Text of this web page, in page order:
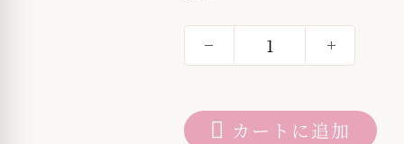
カートに追加